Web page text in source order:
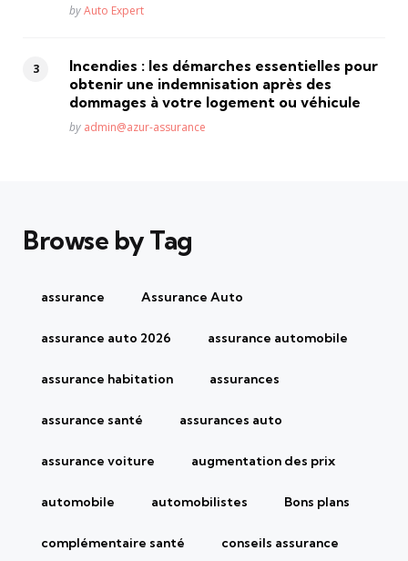
Posted
byAuto Expert
Incendies : les démarches essentielles pour
obtenir une indemnisation après des
dommages à votre logement ou véhicule
Posted
by admin@azur-assurance
Browse by Tag
assurance Assurance Auto
assurance auto 2026 assurance automobile
assurance habitation assurances
assurance santé assurances auto
assurance voiture augmentation des prix
automobile automobilistes Bons plans
complémentaire santé conseils assurance